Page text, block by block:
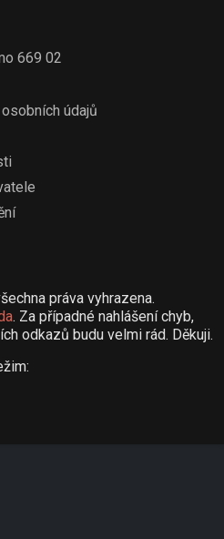
669 02
údajů
práva vyhrazena.
. Za případné nahlášení chyb,
odkazů budu velmi rád. Děkuji.